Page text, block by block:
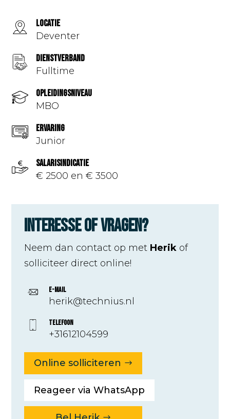
Locatie
Deventer
Dienstverband
Fulltime
Opleidingsniveau
MBO
Ervaring
Junior
Salarisindicatie
€ 2500 en € 3500
Interesse of vragen?
Neem dan contact op met Herik of
solliciteer direct online!
E-mail
herik@technius.nl
Telefoon
+31612104599
Online solliciteren
Reageer via WhatsApp